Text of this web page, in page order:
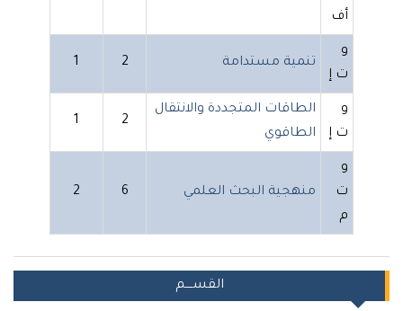
أف
و
ت إ
تنمية مستدامة 2
1
و
ت إ
الطاقات المتجددة والانتقال
الطاقوي
2
1
و
ت
م
منهجية البحث العلمي 6
2
القســــم